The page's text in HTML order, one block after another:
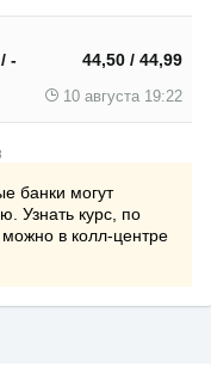
- 44,50 / 44,99
10 августа 19:22
банки могут
Узнать курс, по
в колл-центре